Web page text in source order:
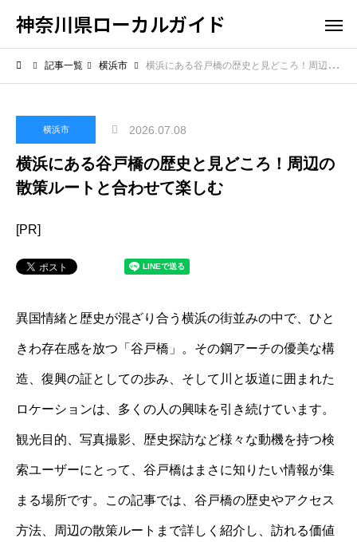
神奈川県ローカルガイド
記事一覧 横浜市 横浜にある谷戸橋の歴史と見どころ！周辺の散策ルートと合わせて楽しむ
横浜市 2026.07.08
横浜にある谷戸橋の歴史と見どころ！周辺の
散策ルートと合わせて楽しむ
[PR]
異国情緒と歴史が混ざり合う横浜の街並みの中で、ひと
きわ存在感を放つ「谷戸橋」。その鋼アーチの優美な構
造、復興の証としての歩み、そして川と坂道に囲まれた
ロケーションは、多くの人の興味を引き続けています。
観光目的、写真撮影、歴史探訪など様々な動機を持つ検
索ユーザーにとって、谷戸橋はまさに知りたい情報が集
まる場所です。この記事では、谷戸橋の歴史やアクセス
方法、周辺の散策ルートまで詳しく紹介し、訪れる価値